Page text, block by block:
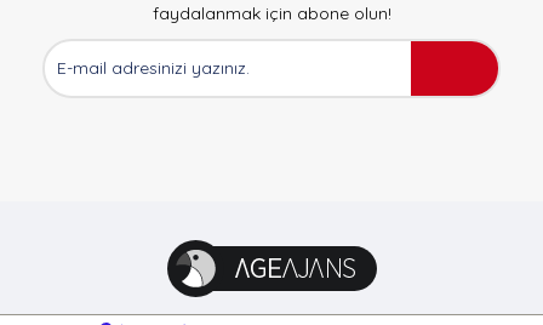
faydalanmak için abone olun!